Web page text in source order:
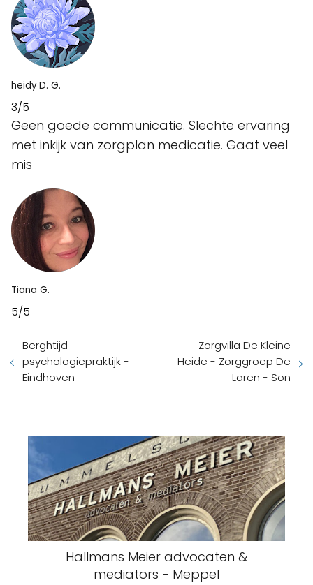
heidy D. G.
3/5
Geen goede communicatie. Slechte ervaring
met inkijk van zorgplan medicatie. Gaat veel
mis
Tiana G.
5/5
Berghtijd
psychologiepraktijk -
Eindhoven
Zorgvilla De Kleine
Heide - Zorggroep De
Laren - Son
Hallmans Meier advocaten &
mediators - Meppel